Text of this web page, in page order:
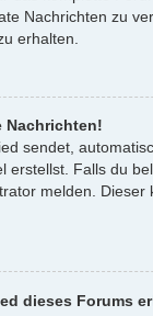
Nachrichten zu
erhalten.
Nachrichten!
sendet,
erstellst. Falls du
melden.
dieses Forums